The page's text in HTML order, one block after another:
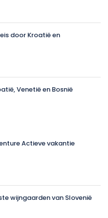
door Kroatië en
Venetië en Bosnië
Actieve vakantie
wijngaarden van Slovenië